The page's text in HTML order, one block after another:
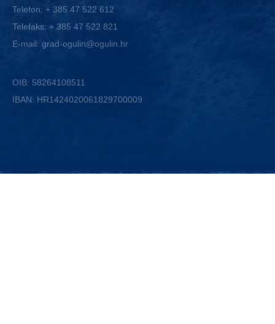
Telefaks: + 385 47 522 821
E-mail:grad-ogulin@ogulin.hr
IBAN: HR1424020061829700009